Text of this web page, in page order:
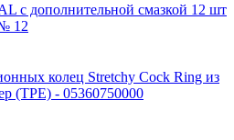
с дополнительной смазкой 12 шт
12
колец Stretchy Cock Ring из
(TPE) - 05360750000